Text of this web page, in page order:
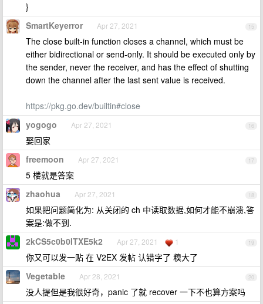
}
15
SmartKeyerror Apr 27, 2021
The close built-in function closes a channel, which must be
either bidirectional or send-only. It should be executed only by
the sender, never the receiver, and has the effect of shutting
down the channel after the last sent value is received.
https://pkg.go.dev/builtin#close
16
yogogo Apr 27, 2021
娶回家
17
freemoon Apr 27, 2021
5 楼就是答案
18
zhaohua Apr 27, 2021
如果把问题简化为: 从关闭的 ch 中读取数据,如何才能不崩溃,答
案是:做不到.
19
2kCS5c0b0ITXE5k2 Apr 27, 2021 1
你又可以发一贴 在 V2EX 发帖 认错字了 糗大了
20
Vegetable Apr 28, 2021
没人提但是我很好奇，panic 了就 recover 一下不也算方案吗